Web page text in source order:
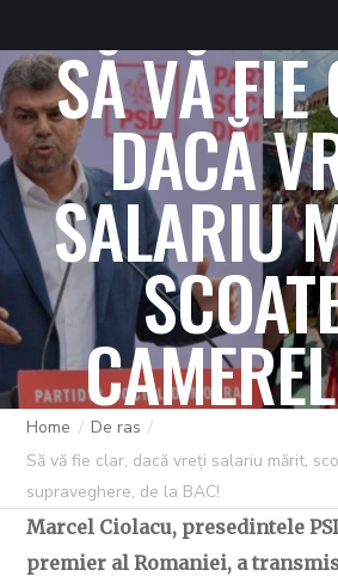
SĂ VĂ FIE
DACĂ
SALARIU
DE LA
Home
De ras
Să vă fie clar, dacă vreți salariu mărit,
supraveghere, de la BAC!
Marcel Ciolacu, presedintele
premier al Romaniei, a